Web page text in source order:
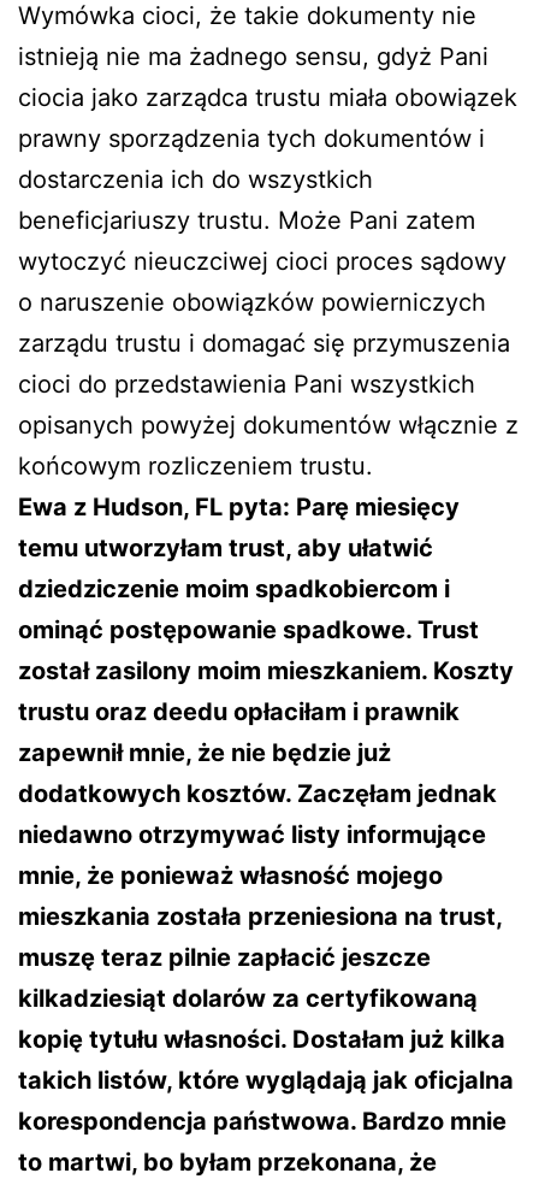
Wymówka cioci, że takie dokumenty nie
istnieją nie ma żadnego sensu, gdyż Pani
ciocia jako zarządca trustu miała obowiązek
prawny sporządzenia tych dokumentów i
dostarczenia ich do wszystkich
beneficjariuszy trustu. Może Pani zatem
wytoczyć nieuczciwej cioci proces sądowy
o naruszenie obowiązków powierniczych
zarządu trustu i domagać się przymuszenia
cioci do przedstawienia Pani wszystkich
opisanych powyżej dokumentów włącznie z
końcowym rozliczeniem trustu.
Ewa z Hudson, FL pyta: Parę miesięcy
temu utworzyłam trust, aby ułatwić
dziedziczenie moim spadkobiercom i
ominąć postępowanie spadkowe. Trust
został zasilony moim mieszkaniem. Koszty
trustu oraz deedu opłaciłam i prawnik
zapewnił mnie, że nie będzie już
dodatkowych kosztów. Zaczęłam jednak
niedawno otrzymywać listy informujące
mnie, że ponieważ własność mojego
mieszkania została przeniesiona na trust,
muszę teraz pilnie zapłacić jeszcze
kilkadziesiąt dolarów za certyfikowaną
kopię tytułu własności. Dostałam już kilka
takich listów, które wyglądają jak oficjalna
korespondencja państwowa. Bardzo mnie
to martwi, bo byłam przekonana, że